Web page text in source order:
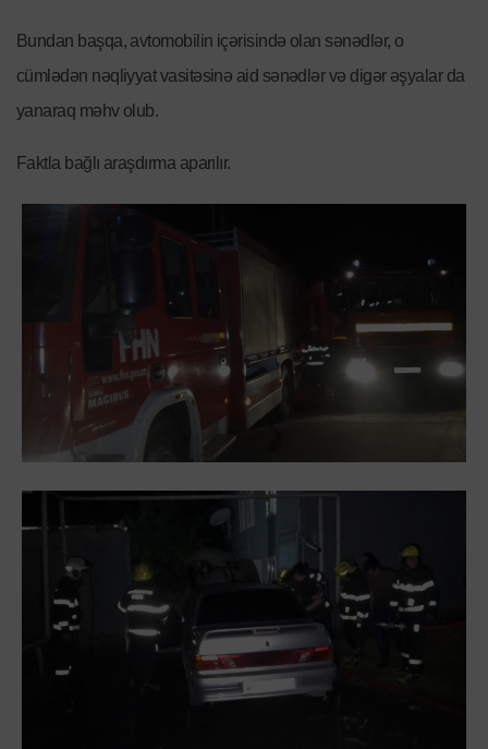
Bundan başqa, avtomobilin içərisində olan sənədlər, o
cümlədən nəqliyyat vasitəsinə aid sənədlər və digər əşyalar da
yanaraq məhv olub.
Faktla bağlı araşdırma aparılır.